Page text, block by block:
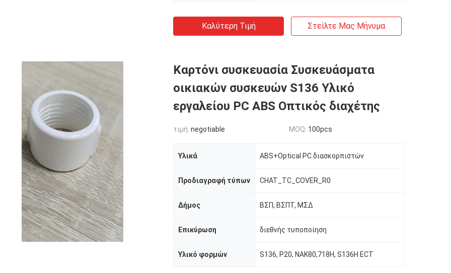
Καλύτερη Τιμή Στείλτε Μας Μήνυμα
Καρτόνι συσκευασία Συσκευάσματα
οικιακών συσκευών S136 Υλικό
εργαλείου PC ABS Οπτικός διαχέτης
τιμή: negotiable MOQ: 100pcs
Υλικά ABS+Optical PC διασκορπιστών
Προδιαγραφή τύπων CHAT_TC_COVER_R0
Δήμος ΒΣΠ, ΒΣΠΤ, ΜΣΔ
Επικύρωση διεθνής τυποποίηση
Υλικό φορμών S136, P20, NAK80,718H, S136H ECT